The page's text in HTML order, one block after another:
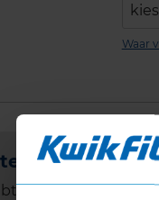
kies
Waar
bandenmaat
nieuwe